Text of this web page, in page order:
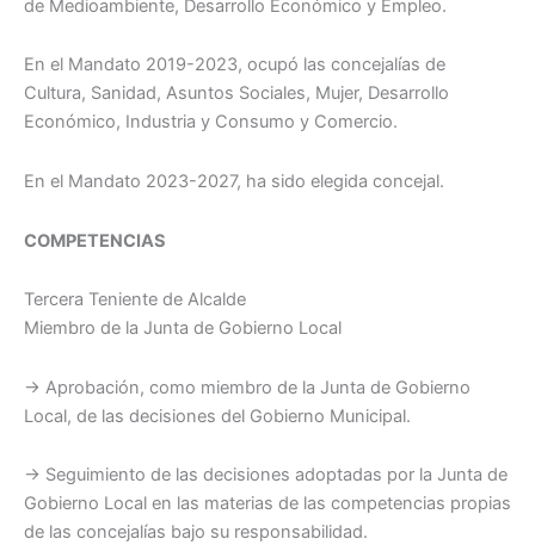
de Medioambiente, Desarrollo Económico y Empleo.
En el Mandato 2019-2023, ocupó las concejalías de
Cultura, Sanidad, Asuntos Sociales, Mujer, Desarrollo
Económico, Industria y Consumo y Comercio.
En el Mandato 2023-2027, ha sido elegida concejal.
COMPETENCIAS
Tercera Teniente de Alcalde
Miembro de la Junta de Gobierno Local
→ Aprobación, como miembro de la Junta de Gobierno
Local, de las decisiones del Gobierno Municipal.
→ Seguimiento de las decisiones adoptadas por la Junta de
Gobierno Local en las materias de las competencias propias
de las concejalías bajo su responsabilidad.